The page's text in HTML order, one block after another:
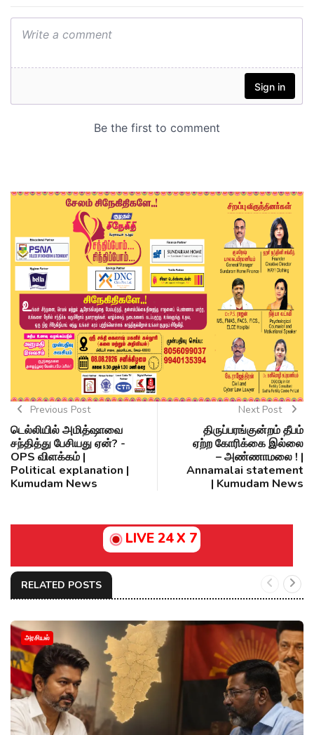
Previous Post
டெல்லியில் அமித்ஷாவை
சந்தித்து பேசியது ஏன்? -
OPS விளக்கம் |
Political explanation |
Kumudam News
Next Post
திருப்பரங்குன்றம் தீபம்
ஏற்ற கோரிக்கை இல்லை
– அண்ணாமலை ! |
Annamalai statement
| Kumudam News
LIVE 24 X 7
RELATED POSTS
அரசியல்